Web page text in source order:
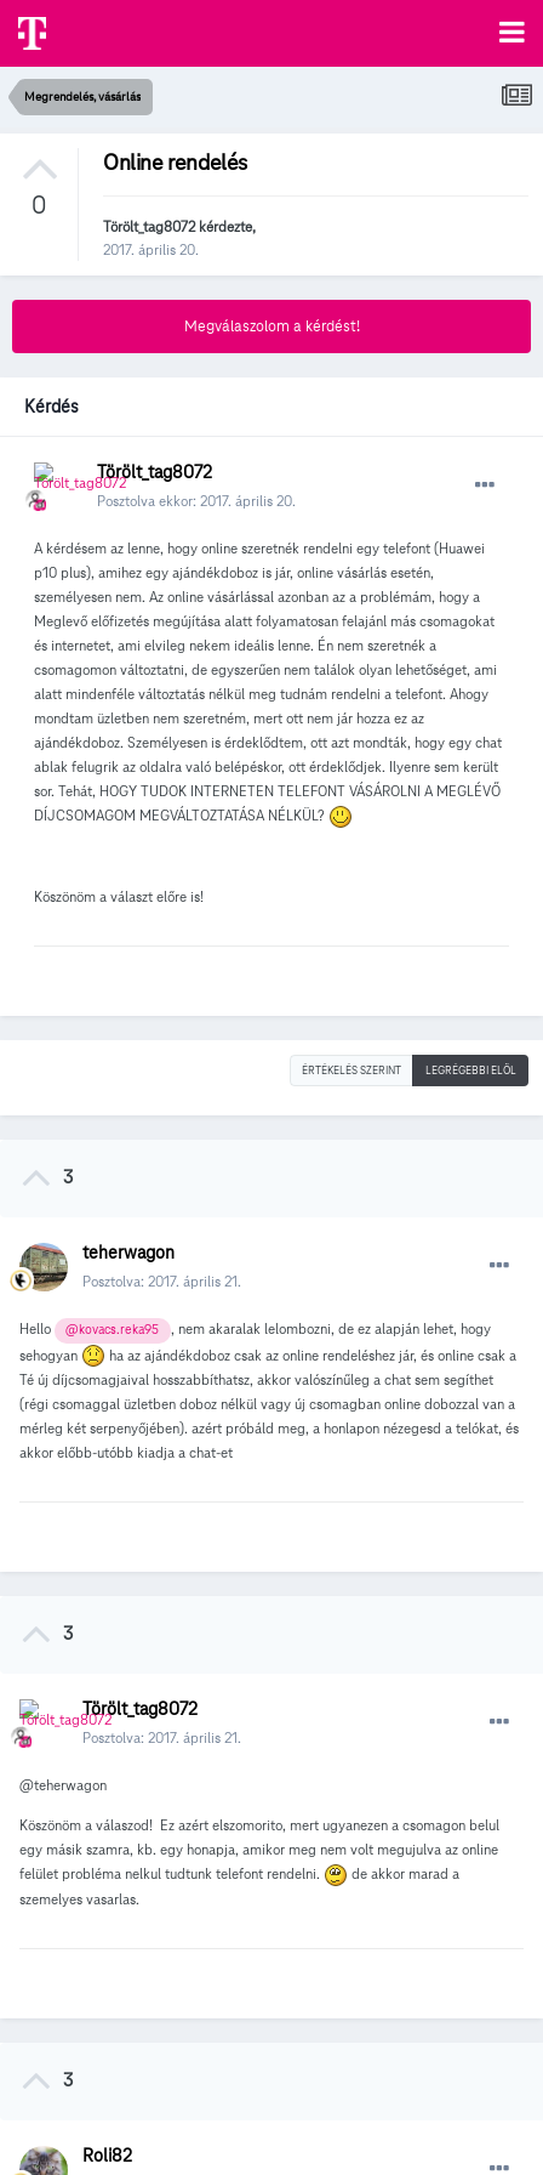
Megrendelés, vásárlás
0
Online rendelés
Törölt_tag8072kérdezte,
2017. április 20.
Megválaszolom a kérdést!
Kérdés
Törölt_tag8072
Posztolva ekkor: 2017. április 20.
A kérdésem az lenne, hogy online szeretnék rendelni egy telefont (Huawei
p10 plus), amihez egy ajándékdoboz is jár, online vásárlás esetén,
személyesen nem. Az online vásárlással azonban az a problémám, hogy a
Meglevő előfizetés megújítása alatt folyamatosan felajánl más csomagokat
és internetet, ami elvileg nekem ideális lenne. Én nem szeretnék a
csomagomon változtatni, de egyszerűen nem találok olyan lehetőséget, ami
alatt mindenféle változtatás nélkül meg tudnám rendelni a telefont. Ahogy
mondtam üzletben nem szeretném, mert ott nem jár hozza ez az
ajándékdoboz. Személyesen is érdeklődtem, ott azt mondták, hogy egy chat
ablak felugrik az oldalra való belépéskor, ott érdeklődjek. Ilyenre sem került
sor. Tehát, HOGY TUDOK INTERNETEN TELEFONT VÁSÁROLNI A MEGLÉVŐ
DÍJCSOMAGOM MEGVÁLTOZTATÁSA NÉLKÜL?
Köszönöm a választ előre is!
ÉRTÉKELÉS SZERINT LEGRÉGEBBI ELÖL
3
teherwagon
Posztolva: 2017. április 21.
Hello @kovacs.reka95
, nem akaralak lelombozni, de ez alapján lehet, hogy
sehogyan
ha az ajándékdoboz csak az online rendeléshez jár, és online csak a
Té új díjcsomagjaival hosszabbíthatsz, akkor valószínűleg a chat sem segíthet
(régi csomaggal üzletben doboz nélkül vagy új csomagban online dobozzal van a
mérleg két serpenyőjében). azért próbáld meg, a honlapon nézegesd a telókat, és
akkor előbb-utóbb kiadja a chat-et
3
Törölt_tag8072
Posztolva: 2017. április 21.
@teherwagon
Köszönöm a válaszod! Ez azért elszomorito, mert ugyanezen a csomagon belul
egy másik szamra, kb. egy honapja, amikor meg nem volt megujulva az online
felület probléma nelkul tudtunk telefont rendelni.
de akkor marad a
szemelyes vasarlas.
3
Roli82